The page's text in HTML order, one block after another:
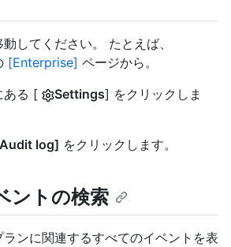
してください。 たとえば、
[Enterprise] ページから。
ある [
Settings] をクリックしま
log] をクリックします。
ントの検索
ランに関連するすべてのイベントを表